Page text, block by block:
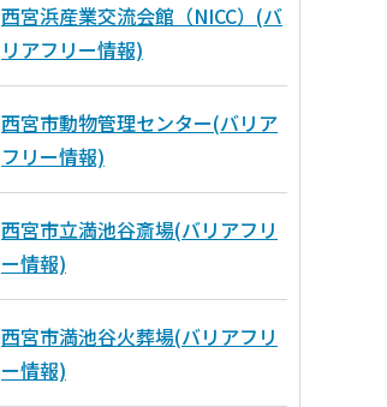
西宮浜産業交流会館（NICC）(バ
リアフリー情報)
西宮市動物管理センター(バリア
フリー情報)
西宮市立満池谷斎場(バリアフリ
ー情報)
西宮市満池谷火葬場(バリアフリ
ー情報)